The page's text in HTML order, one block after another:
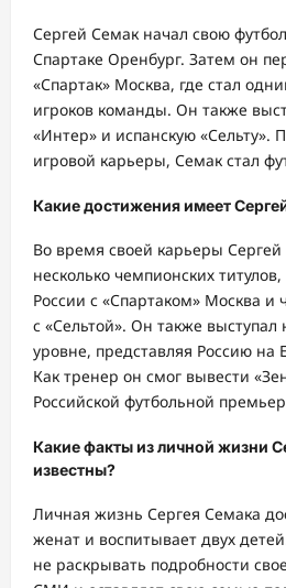
Сергей Семак начал свою
Спартаке Оренбург. Затем он
«Спартак» Москва, где стал
игроков команды. Он также
«Интер» и испанскую «Сельту».
игровой карьеры, Семак стал
Какие достижения имеет
Во время своей карьеры
несколько чемпионских
России с «Спартаком» Москва и
с «Сельтой». Он также
уровне, представляя Россию на
Как тренер он смог вывести
Российской футбольной
Какие факты из личной жизни
известны?
Личная жизнь Сергея Семака
женат и воспитывает двух
не раскрывать подробности